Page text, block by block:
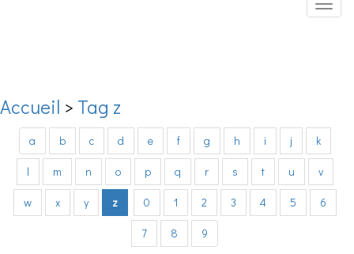
Accueil > Tag z
a b c d e f g h i j k
l m n o p q r s t u v
w x y z 0 1 2 3 4 5 6
7 8 9